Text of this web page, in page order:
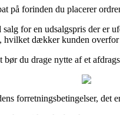
forinden du placerer
for en udsalgspris der
dækker kunden overfor
du drage nytte af et
forretningsbetingelser, det